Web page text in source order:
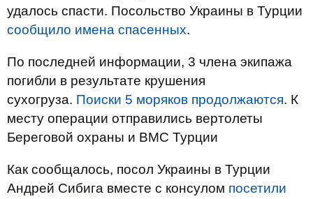
удалось спасти. Посольство Украины в Турции
сообщило имена спасенных.
По последней информации, 3 члена экипажа
погибли в результате крушения
сухогруза. Поиски 5 моряков продолжаются. К
месту операции отправились вертолеты
Береговой охраны и ВМС Турции
Как сообщалось, посол Украины в Турции
Андрей Сибига вместе с консулом посетили